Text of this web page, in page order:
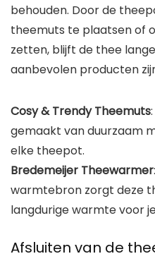
behouden. Door de
theemuts te plaatsen of
zetten, blijft de thee
aanbevolen producten
Cosy & Trendy Theemuts
gemaakt van duurzaam
elke theepot.
Bredemeijer Theewarmer
warmtebron zorgt deze
langdurige warmte voor
Afsluiten van de